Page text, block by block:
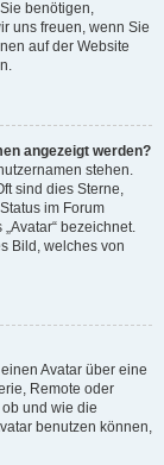
benötigen,
uns freuen, wenn Sie
auf der Website
angezeigt werden?
stehen.
sind dies Sterne,
im Forum
bezeichnet.
Bild, welches von
Avatar über eine
Remote oder
und wie die
benutzen können,